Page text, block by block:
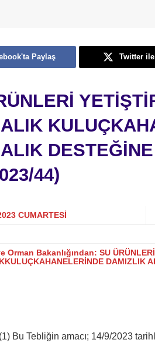
Paylaş Twitter
44)
CUMARTESİ
Orman Bakanlığından: SU
DAMIZLIK
(1) Bu Tebliğin amacı; 14/9/2023